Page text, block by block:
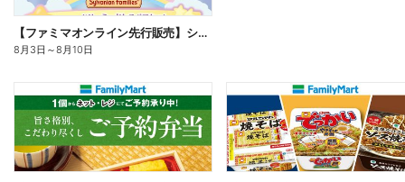
【ファミマオンライン先行販売】シルバニアファミリー
8月3日 ～8月10日